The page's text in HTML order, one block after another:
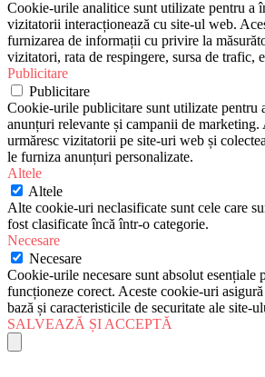
Cookie-urile analitice sunt utilizate pentru a
vizitatorii interacționează cu site-ul web.
furnizarea de informații cu privire la
vizitatori, rata de respingere, sursa de trafic,
Publicitare
Publicitare
Cookie-urile publicitare sunt utilizate pentru
anunțuri relevante și campanii de
urmăresc vizitatorii pe site-uri web și
le furniza anunțuri personalizate.
Altele
Altele
Alte cookie-uri neclasificate sunt cele care
fost clasificate încă într-o categorie.
Necesare
Necesare
Cookie-urile necesare sunt absolut esențiale
funcționeze corect. Aceste cookie-uri
bază și caracteristicile de securitate ale site-
SALVEAZĂ ȘI ACCEPTĂ